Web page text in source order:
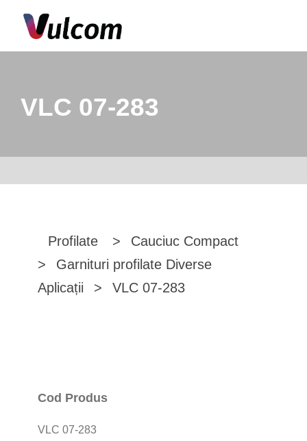
VLC 07-283
Profilate >
Cauciuc Compact
>
Garnituri profilate Diverse
Aplicații
> VLC 07-283
Cod Produs
VLC 07-283